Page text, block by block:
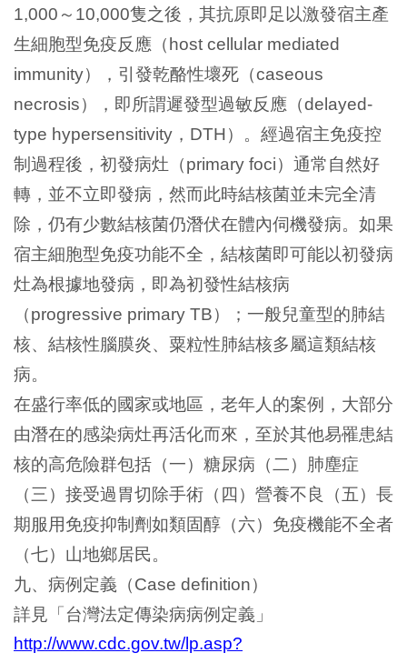
1,000 ～ 10,000隻之後，其抗原即足以激發宿主產
生細胞型免疫反應（ host cellular mediated
immunity），引發乾酪性壞死（caseous
necrosis），即所謂遲發型過敏反應（delayed-
type hypersensitivity ， DTH）。經過宿主免疫控
制過程後，初發病灶（primary foci）通常自然好
轉，並不立即發病，然而此時結核菌並未完全清
除，仍有少數結核菌仍潛伏在體內伺機發病。如果
宿主細胞型免疫功能不全，結核菌即可能以初發病
灶為根據地發病，即為初發性結核病
（progressive primary TB）；一般兒童型的肺結
核、結核性腦膜炎、粟粒性肺結核多屬這類結核
病。
在盛行率低的國家或地區，老年人的案例，大部分
由潛在的感染病灶再活化而來，至於其他易罹患結
核的高危險群包括（一）糖尿病（二）肺塵症
（三）接受過胃切除手術（四）營養不良（五）長
期服用免疫抑制劑如類固醇（六）免疫機能不全者
（七）山地鄉居民。
九、病例定義（Case definition）
詳見「台灣法定傳染病病例定義」
http://www.cdc.gov.tw/lp.asp?